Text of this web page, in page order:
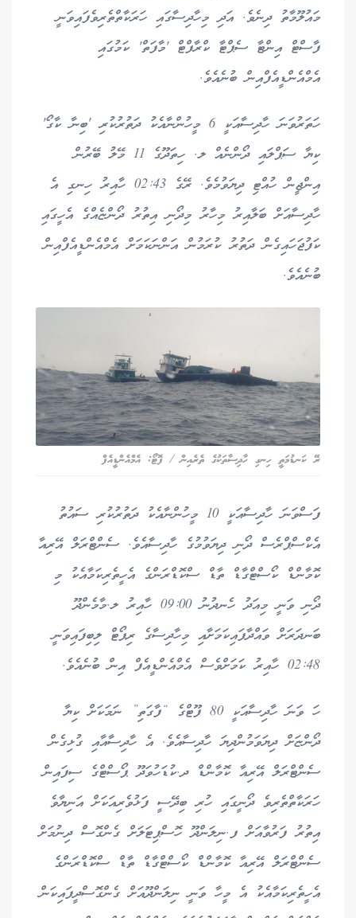
މައުލޫމާތު ދިނެވެ. އަދި މިހާދިސާގައި ހަރަކާތްތެރިވެފައިވަނީ
ފާސްޓް އިންޓާ ސެޕްޓާ ކްރާފްޓް 'މާފަތް' ކަމުގައި
އެމްއެންޑީއެފްއިން ބުނެއެވެ.
ހަތަރުވަނަ ހާދިސާއަކީ 6 މީހުންނާއެކު ދަތުރުކުރި 'ބިނާ ކާގޯ'
ކިޔާ ސަޕްލައި ދޯންނެއް ލ. ހިތަދޫގެ 11 މޭލު ބޭރުން
އިންޖީން ހުއްޓި ދިޔަވުމެވެ. ރޭގެ 02:43 ހާއިރު ހިނގި އެ
ހާދިސާއަށް ބަލާއިރު މިހާރު މިދޯނި އިތުރު ދޯންޏެއްގެ އެހީގައި
ކަފުޖަހައިގެން ދަތުރު ކުރަމުން އަންނަކަމަށް އެމްއެންޑީއެފްއިން
ބުނެއެވެ.
ރޭ ކަނޑުމަތީ ހިނގި ހާދިސާތަކުގެ ތެރެއިން / ފޮޓޯ: އެމްއެންޑީއެފް
ފަސްވަނަ ހާދިސާއަކީ 10 މީހުންނާއެކު ދަތުރުކުރި ސައުތު
އެކްސްޕްރެސް ދޯނި ދިޔަވުމުގެ ހާދިސާއެވެ. ސެންޓްރަލް އޭރިއާ
ކޮމާންޑް ކޯސްޓްގާޑް ތާޑް ސްކޮޑްރަންގެ އެހީތެރިކަމާއެކު މި
ދޯނި ވަނީ މިއަދު ހެނދުނު 09:00 ހާއިރު ލ.މާމެންދޫ
ބަނދަރަށް ވައްދާފައިކަމަށާއި މިހާދިސާގެ ރިޕޯޓް ލިބިފައިވަނީ
02:48 ހާއިރު ކަމަށްވެސް އެމްއެންޑީއެފް އިން ބުނެއެވެ.
ހަ ވަނަ ހާދިސާއަކީ 80 ފޫޓްގެ “ފާގަތި” ނަމަކަށް ކިޔާ
ދޯންޏަށް ދިޔަވަމުންދިޔަ ހާދިސާއެވެ. އެ ހާދިސާއާއި ގުޅިގެން
ސެންޓްރަލް އޭރިއާ ކޮމާންޑް ދ.ކުޑަހުވަދޫ ޕޯސްޓްގެ ސިފައިން
ހަރަކާތްތެރިވެ ދޯނީގައި ހުރި ބިދޭސީ ފަޅުވެރިއަކަށް އަނިޔާވެ
އިތުރު ފަރުވާއަށް ފ.ނިލަންދޫ ހޮސްޕިޓަލަށް ގެންގޮސް ދިނުމަށް
ސެންޓްރަލް އޭރިއާ ކޮމާންޑް ކޯސްޓްގާޑް ތާޑް ސްކޮޑްރަންގެ
އެހީތެރިކަމާއެކު އެ މީހާ ވަނީ ނިލަންދޫއަށް ގެންގޮސްދީފައިކަން